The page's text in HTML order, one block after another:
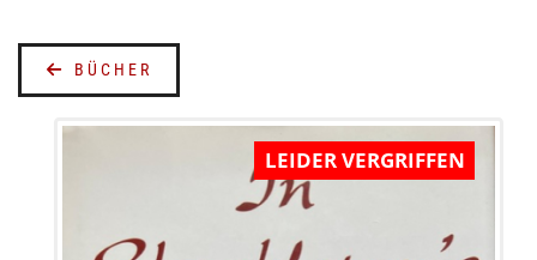
BÜCHER
LEIDER VERGRIFFEN